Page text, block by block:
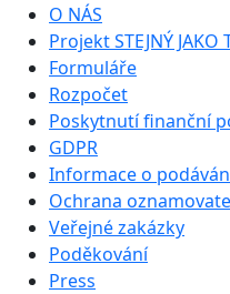
O NÁS
Projekt STEJNÝ JAKO
Formuláře
Rozpočet
Poskytnutí finanční
GDPR
Informace o
Ochrana
Veřejné zakázky
Poděkování
Press